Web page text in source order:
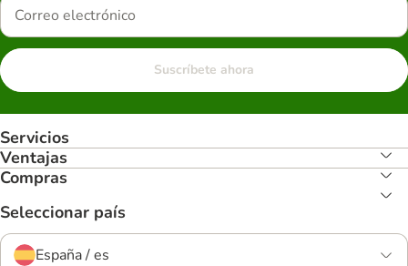
Suscríbete ahora
Servicios
Ventajas
Compras
Seleccionar país
España / es